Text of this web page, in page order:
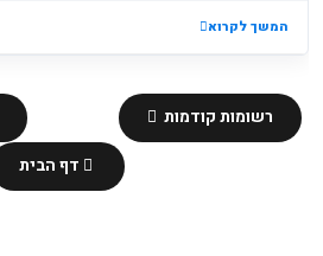
המשך לקרוא
רשומות קודמות
דף הבית